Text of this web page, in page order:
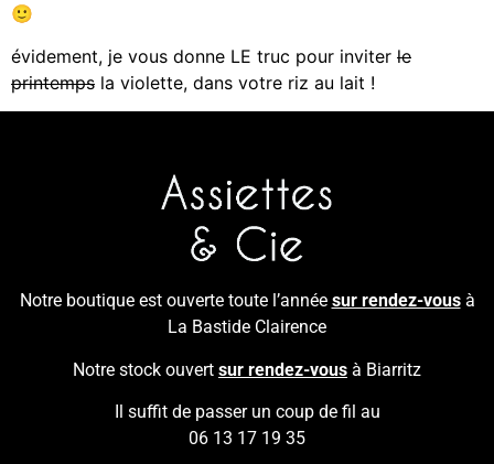
🙂
évidement, je vous donne LE truc pour inviter le
printemps la violette, dans votre riz au lait !
Notre boutique est ouverte toute l’année sur rendez-vousà
La Bastide Clairence
Notre stock ouvert sur rendez-vous à Biarritz
Il suffit de passer un coup de fil au
06 13 17 19 35